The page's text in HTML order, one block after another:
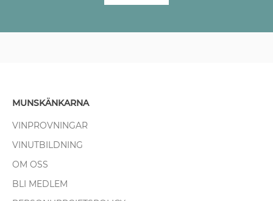
MUNSKÄNKARNA
VINPROVNINGAR
VINUTBILDNING
OM OSS
BLI MEDLEM